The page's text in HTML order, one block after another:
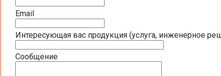
Email
Интересующая вас продукция (услуга, инженерное
Сообщение